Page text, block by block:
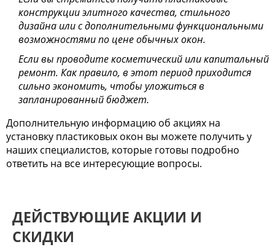
конструкции элитного качества, стильного
дизайна или с дополнительными функциональными
возможностями по цене обычных окон.
Если вы проводите косметический или капитальный
ремонт. Как правило, в этот период приходится
сильно экономить, чтобы уложиться в
запланированный бюджет.
Дополнительную информацию об акциях на
установку пластиковых окон вы можете получить у
наших специалистов, которые готовы подробно
ответить на все интересующие вопросы.
ДЕЙСТВУЮЩИЕ АКЦИИ И
СКИДКИ